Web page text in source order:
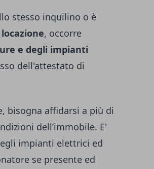
stesso inquilino o è
, occorre
e degli impianti
dell'attestato di
bisogna affidarsi a più di
dell’immobile. E'
impianti elettrici ed
se presente ed